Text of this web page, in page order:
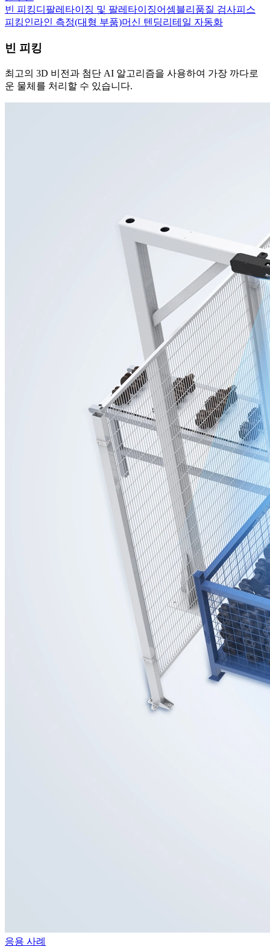
빈 피킹디팔레타이징 및 팔레타이징어셈블리 품질 검사피스
피킹인라인 측정(대형 부품)머신 텐딩리테일 자동화
빈 피킹
최고의 3D 비전과 첨단 AI 알고리즘을 사용하여 가장 까다로
운 물체를 처리할 수 있습니다.
응용 사례